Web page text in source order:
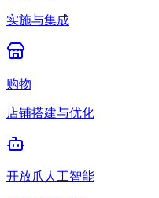
实施与集成
购物
店铺搭建与优化
开放爪人工智能